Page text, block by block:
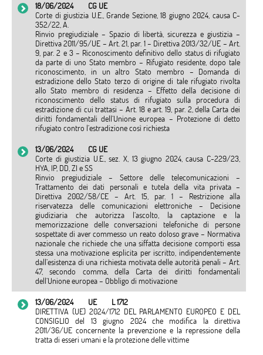
18/06/2024
CG UE
Corte di giustizia U.E., Grande Sezione, 18 giugno 2024, causa C-
352/22, A.
Rinvio pregiudiziale – Spazio di libertà, sicurezza e giustizia –
Direttiva 2011/95/UE – Art. 21, par. 1 – Direttiva 2013/32/UE – Art.
9, par. 2 e 3 – Riconoscimento definitivo dello status di rifugiato
da parte di uno Stato membro – Rifugiato residente, dopo tale
riconoscimento, in un altro Stato membro – Domanda di
estradizione dello Stato terzo di origine di tale rifugiato rivolta
allo Stato membro di residenza – Effetto della decisione di
riconoscimento dello status di rifugiato sulla procedura di
estradizione di cui trattasi – Art. 18 e art. 19, par. 2, della Carta dei
diritti fondamentali dell’Unione europea – Protezione di detto
rifugiato contro l’estradizione così richiesta
13/06/2024
CG UE
Corte di giustizia U.E., sez. X, 13 giugno 2024, causa C-229/23,
HYA, IP, DD, ZI e SS
Rinvio pregiudiziale – Settore delle telecomunicazioni –
Trattamento dei dati personali e tutela della vita privata –
Direttiva 2002/58/CE – Art. 15, par. 1 – Restrizione alla
riservatezza delle comunicazioni elettroniche – Decisione
giudiziaria che autorizza l’ascolto, la captazione e la
memorizzazione delle conversazioni telefoniche di persone
sospettate di aver commesso un reato doloso grave – Normativa
nazionale che richiede che una siffatta decisione comporti essa
stessa una motivazione esplicita per iscritto, indipendentemente
dall’esistenza di una richiesta motivata delle autorità penali – Art.
47, secondo comma, della Carta dei diritti fondamentali
dell’Unione europea – Obbligo di motivazione
13/06/2024
UE
L 1712
DIRETTIVA (UE) 2024/1712 DEL PARLAMENTO EUROPEO E DEL
CONSIGLIO del 13 giugno 2024 che modifica la direttiva
2011/36/UE concernente la prevenzione e la repressione della
tratta di esseri umani e la protezione delle vittime